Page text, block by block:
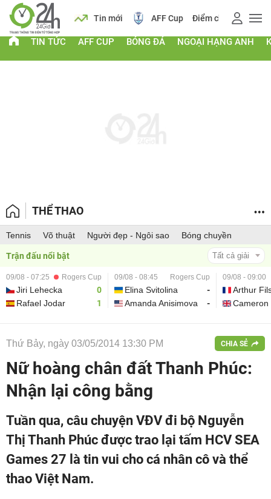
Lịch Tin mới AFF Cup Điểm chuẩn 2026
TIN TỨC AFF CUP BÓNG ĐÁ NGOẠI HẠNG ANH
THỂ THAO
Tennis Võ thuật Người đẹp - Ngôi sao Bóng chuyền
Trận đấu nổi bật Tất cả giải
09/08 - 07:25 Rogers Cup
Jiri Lehecka
0
Rafael Jodar
1
09/08 - 08:45 Rogers Cup
Elina Svitolina
-
Amanda Anisimova
-
09/08 - 09:00
Arthur
Cameron
Thứ Bảy, ngày 03/05/2014 13:30 PM CHIA SẺ
Nữ hoàng chân đất Thanh Phúc:
Nhận lại công bằng
Tuần qua, câu chuyện VĐV đi bộ Nguyễn
Thị Thanh Phúc được trao lại tấm HCV SEA
Games 27 là tin vui cho cá nhân cô và thể
thao Việt Nam.